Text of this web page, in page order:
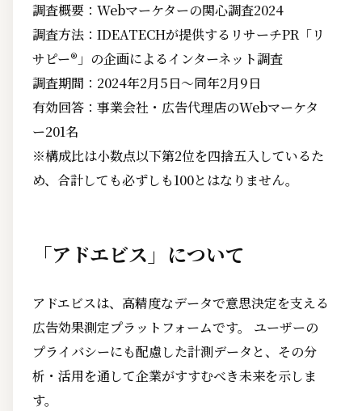
調査概要：Webマーケターの関心調査2024
調査方法：IDEATECHが提供するリサーチPR「リ
サピー®︎」の企画によるインターネット調査
調査期間：2024年2月5日〜同年2月9日
有効回答：事業会社・広告代理店のWebマーケタ
ー201名
※構成比は小数点以下第2位を四捨五入しているた
め、合計しても必ずしも100とはなりません。
「アドエビス」について
アドエビスは、高精度なデータで意思決定を支える
広告効果測定プラットフォームです。 ユーザーの
プライバシーにも配慮した計測データと、その分
析・活用を通して企業がすすむべき未来を示しま
す。